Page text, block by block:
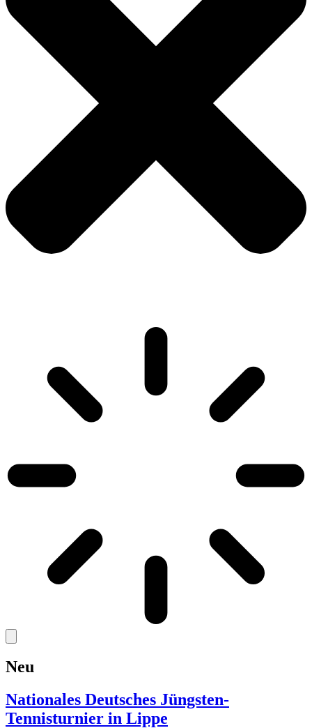
Neu
Nationales Deutsches Jüngsten-
Tennisturnier in Lippe